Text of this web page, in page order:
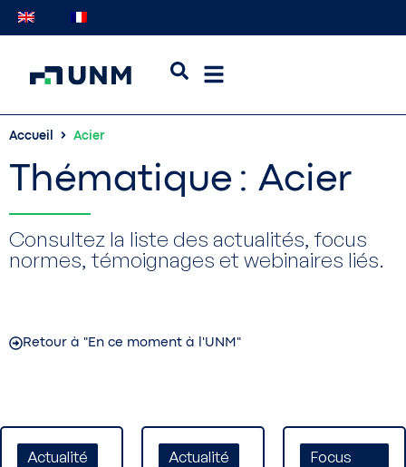
Accueil Acier
Thématique : Acier
Consultez la liste des actualités, focus
normes, témoignages et webinaires liés.
Retour à "En ce moment à l'UNM"
Actualité Actualité
Focus